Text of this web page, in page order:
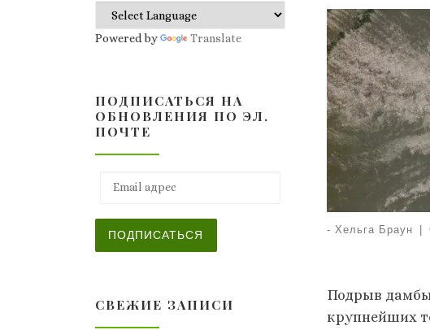
- Хельга Браун
Подрыв
крупнейших
Powered by Translate
ПОДПИСАТЬСЯ НА
ОБНОВЛЕНИЯ ПО ЭЛ.
ПОЧТЕ
ПОДПИСАТЬСЯ
СВЕЖИЕ ЗАПИСИ